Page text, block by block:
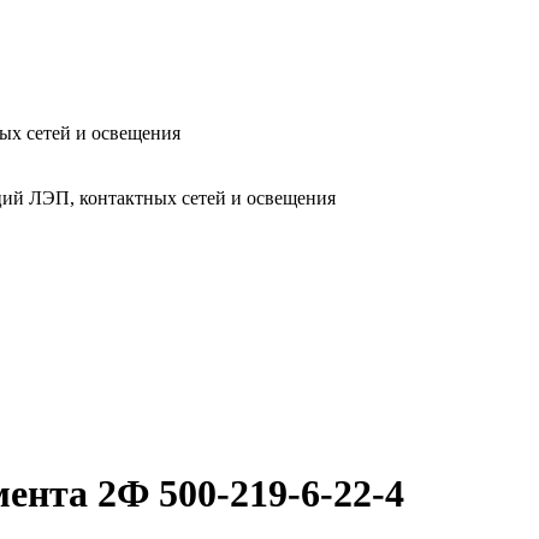
сетей и освещения
ЛЭП, контактных сетей и освещения
2Ф 500-219-6-22-4